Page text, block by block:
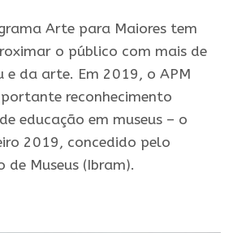
Arte para Maiores tem
o público com mais de
e da arte. Em 2019, o APM
reconhecimento
educação em museus – o
2019, concedido pelo
Museus (Ibram).